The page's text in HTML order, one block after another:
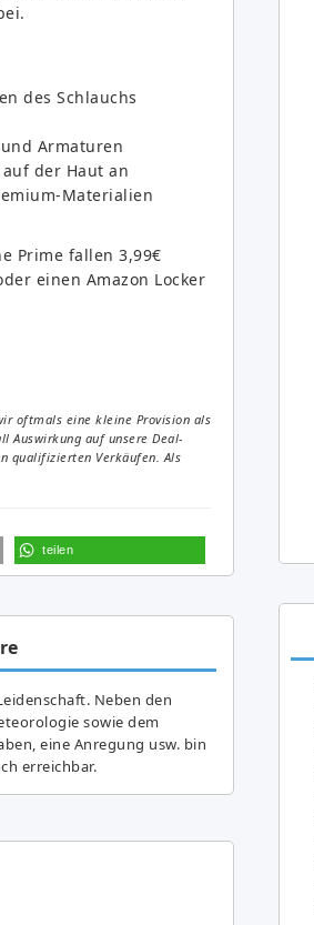
des Schlauchs
Armaturen
der Haut an
Materialien
Prime fallen 3,99€
einen Amazon Locker
oftmals eine kleine Provision als
Auswirkung auf unsere Deal-
qualifizierten Verkäufen. Als
teilen
Neben den
sowie dem
eine Anregung usw. bin
erreichbar.